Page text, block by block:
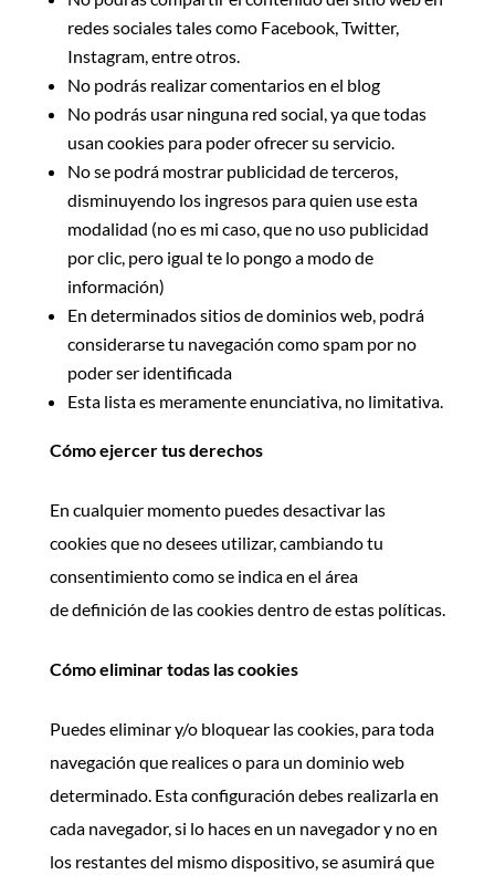
redes sociales tales como Facebook, Twitter,
Instagram, entre otros.
No podrás realizar comentarios en el blog
No podrás usar ninguna red social, ya que todas
usan cookies para poder ofrecer su servicio.
No se podrá mostrar publicidad de terceros,
disminuyendo los ingresos para quien use esta
modalidad (no es mi caso, que no uso publicidad
por clic, pero igual te lo pongo a modo de
información)
En determinados sitios de dominios web, podrá
considerarse tu navegación como spam por no
poder ser identificada
Esta lista es meramente enunciativa, no limitativa.
Cómo ejercer tus derechos
En cualquier momento puedes desactivar las
cookies que no desees utilizar, cambiando tu
consentimiento como se indica en el área
de definición de las cookies dentro de estas políticas.
Cómo eliminar todas las cookies
Puedes eliminar y/o bloquear las cookies, para toda
navegación que realices o para un dominio web
determinado. Esta configuración debes realizarla en
cada navegador, si lo haces en un navegador y no en
los restantes del mismo dispositivo, se asumirá que